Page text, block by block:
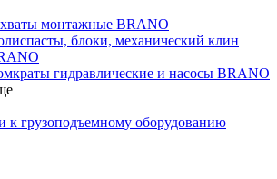
монтажные BRANO
блоки, механический клин
гидравлические и насосы BRANO
к грузоподъемному оборудованию